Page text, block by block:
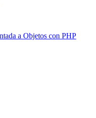
a Objetos con PHP